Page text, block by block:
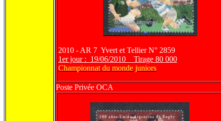
2010 - AR 7 Yvert et Tellier N° 2859
1er jour : 19/06/2010 Tirage 80 000
Championnat du monde juniors
Poste Privée OCA